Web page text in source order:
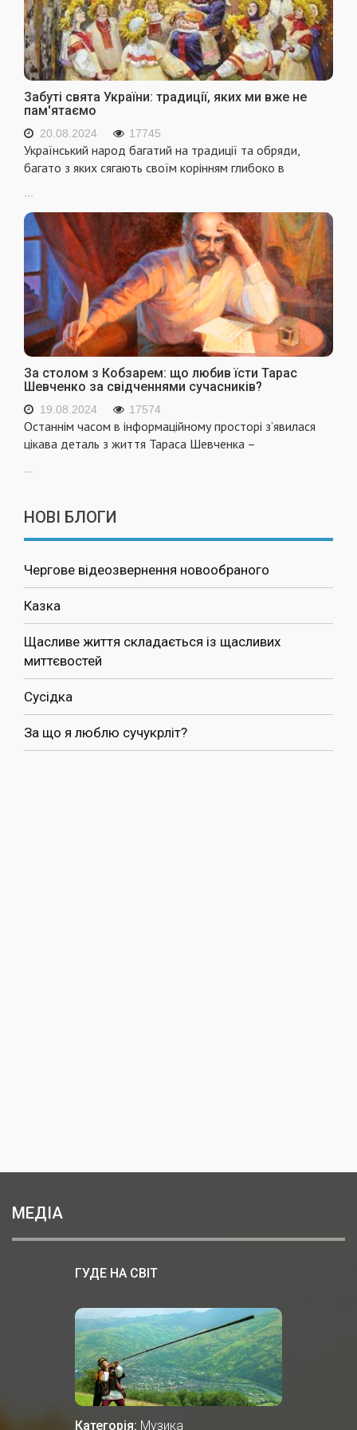
Забуті свята України: традиції, яких ми вже не
пам'ятаємо
20.08.2024 17745
Український народ багатий на традиції та обряди,
багато з яких сягають своїм корінням глибоко в
...
За столом з Кобзарем: що любив їсти Тарас
Шевченко за свідченнями сучасників?
19.08.2024 17574
Останнім часом в інформаційному просторі з’явилася
цікава деталь з життя Тараса Шевченка –
НОВІ БЛОГИ
Чергове відеозвернення новообраного
Казка
Щасливе життя складається із щасливих
миттєвостей
Сусідка
За що я люблю сучукрліт?
МЕДІА
ГУДЕ НА СВІТ
Категорія: Музика